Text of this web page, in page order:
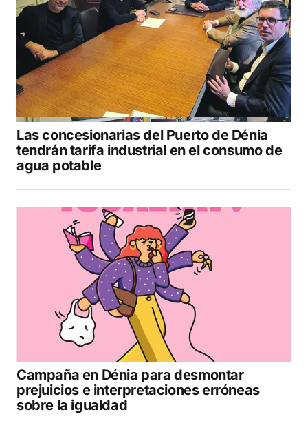
Las concesionarias del Puerto de Dénia
tendrán tarifa industrial en el consumo de
agua potable
Campaña en Dénia para desmontar
prejuicios e interpretaciones erróneas
sobre la igualdad